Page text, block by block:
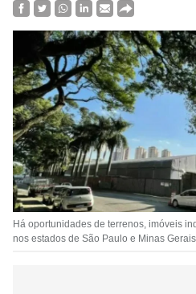
Há oportunidades de terrenos, imóveis
nos estados de São Paulo e Minas